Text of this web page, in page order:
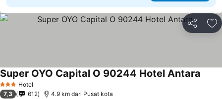
Bagikan
3 BintangHotel
Super OYO Capital O 90244 Hotel Antara
7,3 612 4.9 km dari Pusat kota